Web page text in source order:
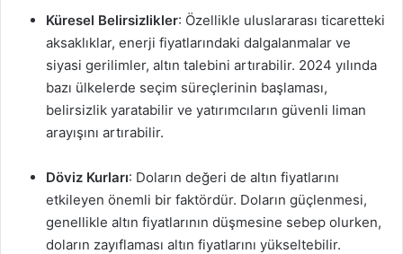
Küresel Belirsizlikler: Özellikle uluslararası ticaretteki
aksaklıklar, enerji fiyatlarındaki dalgalanmalar ve
siyasi gerilimler, altın talebini artırabilir. 2024 yılında
bazı ülkelerde seçim süreçlerinin başlaması,
belirsizlik yaratabilir ve yatırımcıların güvenli liman
arayışını artırabilir.
Döviz Kurları: Doların değeri de altın fiyatlarını
etkileyen önemli bir faktördür. Doların güçlenmesi,
genellikle altın fiyatlarının düşmesine sebep olurken,
doların zayıflaması altın fiyatlarını yükseltebilir.